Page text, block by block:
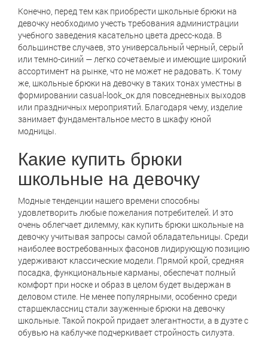
Конечно, перед тем как приобрести школьные брюки на
девочку необходимо учесть требования администрации
учебного заведения касательно цвета дресс-кода. В
большинстве случаев, это универсальный черный, серый
или темно-синий — легко сочетаемые и имеющие широкий
ассортимент на рынке, что не может не радовать. К тому
же, школьные брюки на девочку в таких тонах уместны в
формировании casual-look_ок для повседневных выходов
или праздничных мероприятий. Благодаря чему, изделие
занимает фундаментальное место в шкафу юной
модницы.
Какие купить брюки
школьные на девочку
Модные тенденции нашего времени способны
удовлетворить любые пожелания потребителей. И это
очень облегчает дилемму, как купить брюки школьные на
девочку учитывая запросы самой обладательницы. Среди
наиболее востребованных фасонов лидирующую позицию
удерживают классические модели. Прямой крой, средняя
посадка, функциональные карманы, обеспечат полный
комфорт при носке и образ в целом будет выдержан в
деловом стиле. Не менее популярными, особенно среди
старшеклассниц стали зауженные брюки на девочку
школьные. Такой покрой придает элегантности, а в дуэте с
обувью на каблучке подчеркивает стройность силуэта.